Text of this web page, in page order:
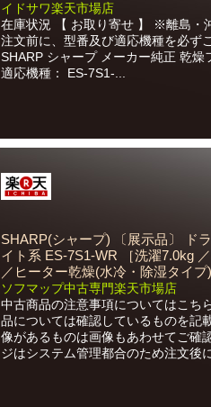
イドサワ楽天市場店
在庫状況 【 お取り寄せ 】 ※離島・
注文前に、型番及び適応機種を必ず
SHARP シャープ メーカー純正 乾燥
適応機種： ES-7S1-...
SHARP(シャープ) 〔展示品〕 ド
イト系 ES-7S1-WR ［洗濯7.0kg
／ヒーター乾燥(水冷・除湿タイプ)
ソフマップ中古専門楽天市場店
中古商品の注意事項についてはこち
品については確認しているものを記
像があるものは画像もあわせてご確
ジはシステム管理都合のため注文後